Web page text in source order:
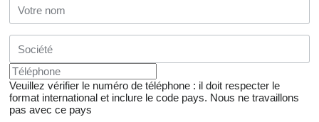
Veuillez vérifier le numéro de téléphone : il doit respecter le
format international et inclure le code pays. Nous ne travaillons
pas avec ce pays